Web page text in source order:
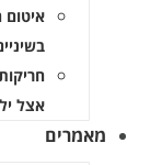
איטום חריצים
בשיניים לילדים
חריקות שיניים
אצל ילדים